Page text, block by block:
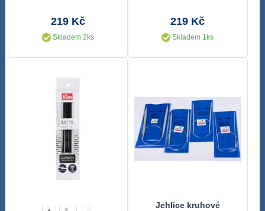
219 Kč
Skladem 2ks
219 Kč
Skladem 1ks
Jehlice kruhové